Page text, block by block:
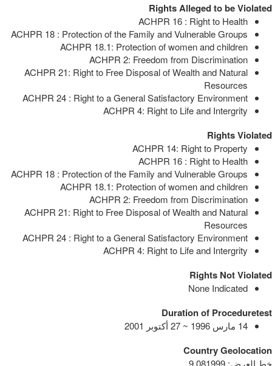
Rights Alleged to be Violated
ACHPR 16 : Right to Health
ACHPR 18 : Protection of the Family and Vulnerable Groups
ACHPR 18.1: Protection of women and children
ACHPR 2: Freedom from Discrimination
ACHPR 21: Right to Free Disposal of Wealth and Natural
Resources
ACHPR 24 : Right to a General Satisfactory Environment
ACHPR 4: Right to Life and Intergrity
Rights Violated
ACHPR 14: Right to Property
ACHPR 16 : Right to Health
ACHPR 18 : Protection of the Family and Vulnerable Groups
ACHPR 18.1: Protection of women and children
ACHPR 2: Freedom from Discrimination
ACHPR 21: Right to Free Disposal of Wealth and Natural
Resources
ACHPR 24 : Right to a General Satisfactory Environment
ACHPR 4: Right to Life and Intergrity
Rights Not Violated
None Indicated
Duration of Proceduretest
14 مارس 1996 ~ 27 أكتوبر 2001
Country Geolocation
خط العرض:
9.081999